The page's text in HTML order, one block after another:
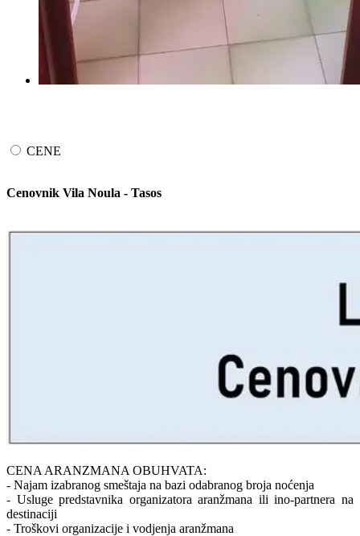
CENE
Cenovnik Vila Noula - Tasos
CENA ARANZMANA OBUHVATA:
- Najam izabranog smeštaja na bazi odabranog broja noćenja
- Usluge predstavnika organizatora aranžmana ili ino-partnera na
destinaciji
- Troškovi organizacije i vodjenja aranžmana